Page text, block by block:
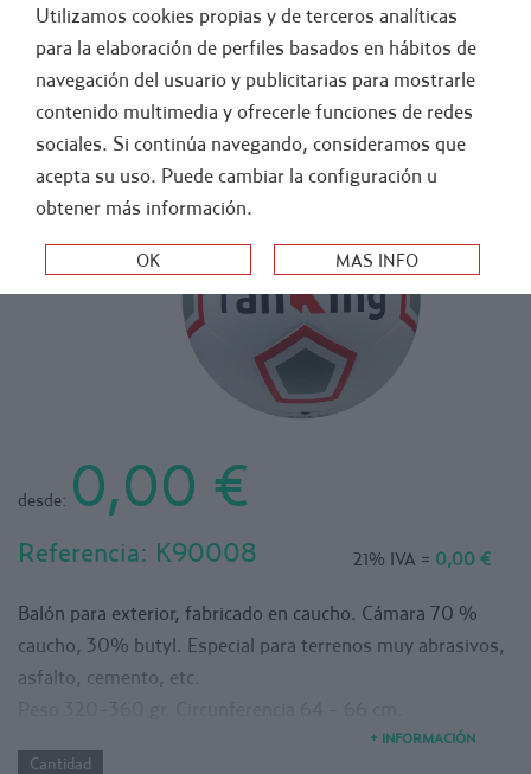
- FUTBOL > BALONES Y ACCESORIOS > FUTBOL
BALÓN FÚTBOL CAUCHO - TALLA 4
desde: 0,00 €
Referencia: K90008 21% IVA = 0,00 €
Balón para exterior, fabricado en caucho. Cámara 70 %
caucho, 30% butyl. Especial para terrenos muy abrasivos,
asfalto, cemento, etc.
+ INFORMACIÓN
Cantidad
Utilizamos cookies propias y de terceros analíticas
para la elaboración de perfiles basados en hábitos de
navegación del usuario y publicitarias para mostrarle
contenido multimedia y ofrecerle funciones de redes
sociales. Si continúa navegando, consideramos que
acepta su uso. Puede cambiar la configuración u
obtener más información.